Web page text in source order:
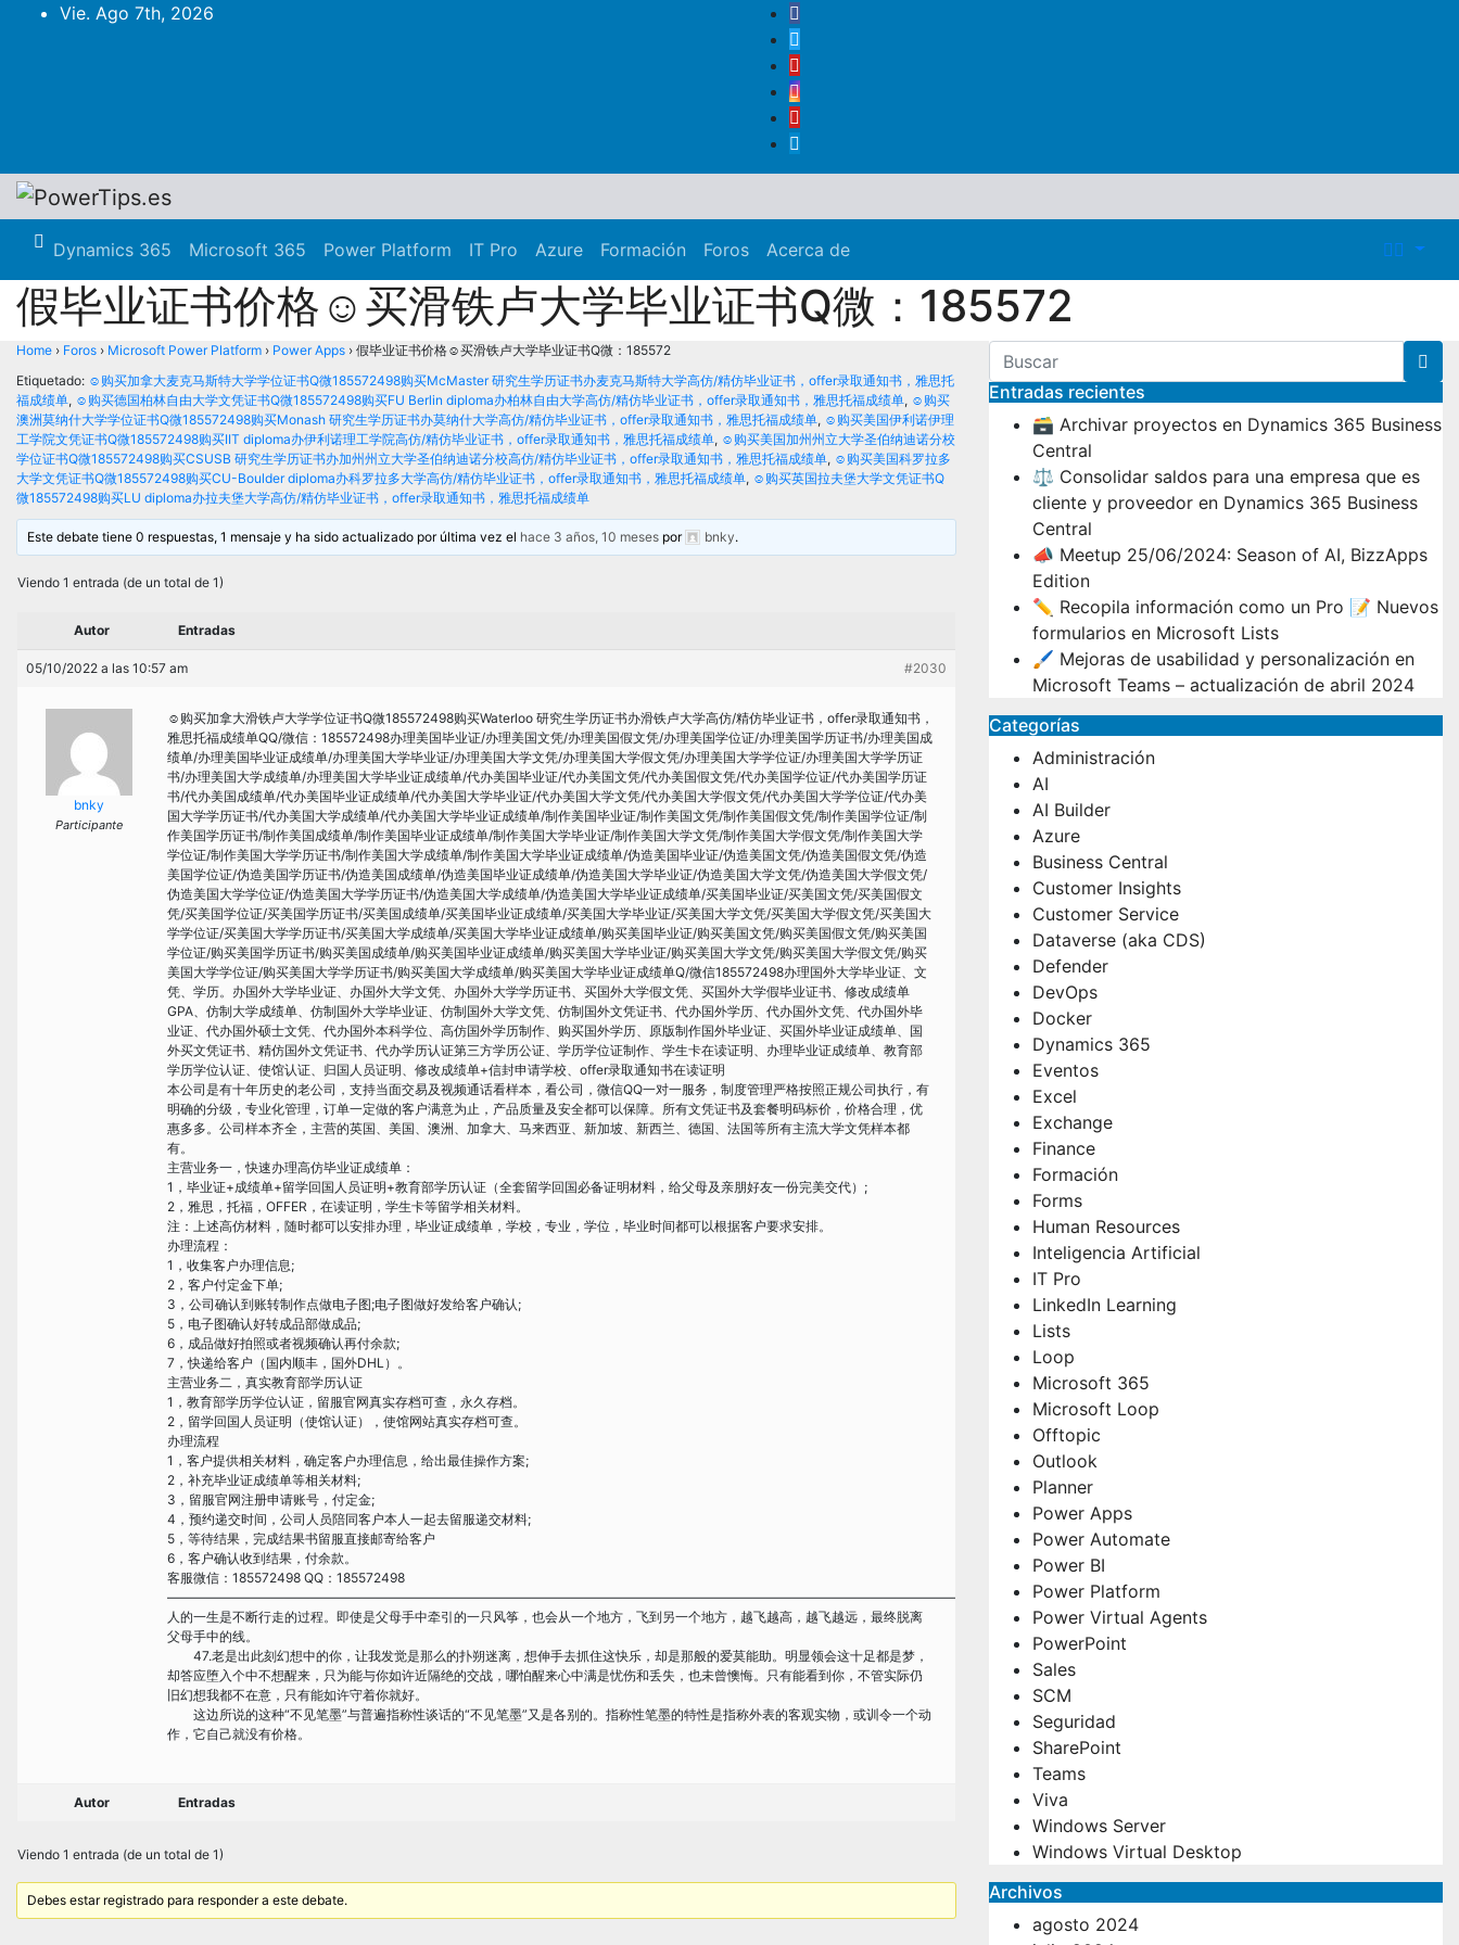
Vie. Ago 7th, 2026
Dynamics 365 Microsoft 365 Power Platform IT Pro Azure Formación Foros Acerca de
假毕业证书价格☺买滑铁卢大学毕业证书Q微：185572
Home › Foros › Microsoft Power Platform › Power Apps › 假毕业证书价格☺买滑铁卢大学毕业证书Q微：185572
Etiquetado: ☺购买加拿大麦克马斯特大学学位证书Q微185572498购买McMaster 研究生学历证书办麦克马斯特大学高仿/精仿毕业证书，offer录取通知书，雅思托
福成绩单, ☺购买德国柏林自由大学文凭证书Q微185572498购买FU Berlin diploma办柏林自由大学高仿/精仿毕业证书，offer录取通知书，雅思托福成绩单, ☺购买
澳洲莫纳什大学学位证书Q微185572498购买Monash 研究生学历证书办莫纳什大学高仿/精仿毕业证书，offer录取通知书，雅思托福成绩单, ☺购买美国伊利诺伊理
工学院文凭证书Q微185572498购买IIT diploma办伊利诺理工学院高仿/精仿毕业证书，offer录取通知书，雅思托福成绩单, ☺购买美国加州州立大学圣伯纳迪诺分校
学位证书Q微185572498购买CSUSB 研究生学历证书办加州州立大学圣伯纳迪诺分校高仿/精仿毕业证书，offer录取通知书，雅思托福成绩单, ☺购买美国科罗拉多
大学文凭证书Q微185572498购买CU-Boulder diploma办科罗拉多大学高仿/精仿毕业证书，offer录取通知书，雅思托福成绩单, ☺购买英国拉夫堡大学文凭证书Q
微185572498购买LU diploma办拉夫堡大学高仿/精仿毕业证书，offer录取通知书，雅思托福成绩单
Este debate tiene 0 respuestas, 1 mensaje y ha sido actualizado por última vez el hace 3 años, 10 meses por bnky.
Viendo 1 entrada (de un total de 1)
Autor Entradas
05/10/2022 a las 10:57 am #2030
bnky
Participante
☺购买加拿大滑铁卢大学学位证书Q微185572498购买Waterloo 研究生学历证书办滑铁卢大学高仿/精仿毕业证书，offer录取通知书，
雅思托福成绩单QQ/微信：185572498办理美国毕业证/办理美国文凭/办理美国假文凭/办理美国学位证/办理美国学历证书/办理美国成
绩单/办理美国毕业证成绩单/办理美国大学毕业证/办理美国大学文凭/办理美国大学假文凭/办理美国大学学位证/办理美国大学学历证
书/办理美国大学成绩单/办理美国大学毕业证成绩单/代办美国毕业证/代办美国文凭/代办美国假文凭/代办美国学位证/代办美国学历证
书/代办美国成绩单/代办美国毕业证成绩单/代办美国大学毕业证/代办美国大学文凭/代办美国大学假文凭/代办美国大学学位证/代办美
国大学学历证书/代办美国大学成绩单/代办美国大学毕业证成绩单/制作美国毕业证/制作美国文凭/制作美国假文凭/制作美国学位证/制
作美国学历证书/制作美国成绩单/制作美国毕业证成绩单/制作美国大学毕业证/制作美国大学文凭/制作美国大学假文凭/制作美国大学
学位证/制作美国大学学历证书/制作美国大学成绩单/制作美国大学毕业证成绩单/伪造美国毕业证/伪造美国文凭/伪造美国假文凭/伪造
美国学位证/伪造美国学历证书/伪造美国成绩单/伪造美国毕业证成绩单/伪造美国大学毕业证/伪造美国大学文凭/伪造美国大学假文凭/
伪造美国大学学位证/伪造美国大学学历证书/伪造美国大学成绩单/伪造美国大学毕业证成绩单/买美国毕业证/买美国文凭/买美国假文
凭/买美国学位证/买美国学历证书/买美国成绩单/买美国毕业证成绩单/买美国大学毕业证/买美国大学文凭/买美国大学假文凭/买美国大
学学位证/买美国大学学历证书/买美国大学成绩单/买美国大学毕业证成绩单/购买美国毕业证/购买美国文凭/购买美国假文凭/购买美国
学位证/购买美国学历证书/购买美国成绩单/购买美国毕业证成绩单/购买美国大学毕业证/购买美国大学文凭/购买美国大学假文凭/购买
美国大学学位证/购买美国大学学历证书/购买美国大学成绩单/购买美国大学毕业证成绩单Q/微信185572498办理国外大学毕业证、文
凭、学历。办国外大学毕业证、办国外大学文凭、办国外大学学历证书、买国外大学假文凭、买国外大学假毕业证书、修改成绩单
GPA、仿制大学成绩单、仿制国外大学毕业证、仿制国外大学文凭、仿制国外文凭证书、代办国外学历、代办国外文凭、代办国外毕
业证、代办国外硕士文凭、代办国外本科学位、高仿国外学历制作、购买国外学历、原版制作国外毕业证、买国外毕业证成绩单、国
外买文凭证书、精仿国外文凭证书、代办学历认证第三方学历公证、学历学位证制作、学生卡在读证明、办理毕业证成绩单、教育部
学历学位认证、使馆认证、归国人员证明、修改成绩单+信封申请学校、offer录取通知书在读证明
本公司是有十年历史的老公司，支持当面交易及视频通话看样本，看公司，微信QQ一对一服务，制度管理严格按照正规公司执行，有
明确的分级，专业化管理，订单一定做的客户满意为止，产品质量及安全都可以保障。所有文凭证书及套餐明码标价，价格合理，优
惠多多。公司样本齐全，主营的英国、美国、澳洲、加拿大、马来西亚、新加坡、新西兰、德国、法国等所有主流大学文凭样本都
有。
主营业务一，快速办理高仿毕业证成绩单：
1，毕业证+成绩单+留学回国人员证明+教育部学历认证（全套留学回国必备证明材料，给父母及亲朋好友一份完美交代）;
2，雅思，托福，OFFER，在读证明，学生卡等留学相关材料。
注：上述高仿材料，随时都可以安排办理，毕业证成绩单，学校，专业，学位，毕业时间都可以根据客户要求安排。
办理流程：
1，收集客户办理信息;
2，客户付定金下单;
3，公司确认到账转制作点做电子图;电子图做好发给客户确认;
5，电子图确认好转成品部做成品;
6，成品做好拍照或者视频确认再付余款;
7，快递给客户（国内顺丰，国外DHL）。
主营业务二，真实教育部学历认证
1，教育部学历学位认证，留服官网真实存档可查，永久存档。
2，留学回国人员证明（使馆认证），使馆网站真实存档可查。
办理流程
1，客户提供相关材料，确定客户办理信息，给出最佳操作方案;
2，补充毕业证成绩单等相关材料;
3，留服官网注册申请账号，付定金;
4，预约递交时间，公司人员陪同客户本人一起去留服递交材料;
5，等待结果，完成结果书留服直接邮寄给客户
6，客户确认收到结果，付余款。
客服微信：185572498 QQ：185572498
人的一生是不断行走的过程。即使是父母手中牵引的一只风筝，也会从一个地方，飞到另一个地方，越飞越高，越飞越远，最终脱离
父母手中的线。
47.老是出此刻幻想中的你，让我发觉是那么的扑朔迷离，想伸手去抓住这快乐，却是那般的爱莫能助。明显领会这十足都是梦，
却答应堕入个中不想醒来，只为能与你如许近隔绝的交战，哪怕醒来心中满是忧伤和丢失，也未曾懊悔。只有能看到你，不管实际仍
旧幻想我都不在意，只有能如许守着你就好。
这边所说的这种“不见笔墨”与普遍指称性谈话的“不见笔墨”又是各别的。指称性笔墨的特性是指称外表的客观实物，或训令一个动
作，它自己就没有价格。
Autor Entradas
Viendo 1 entrada (de un total de 1)
Debes estar registrado para responder a este debate.
Entradas recientes
🗃️ Archivar proyectos en Dynamics 365 Business
Central
⚖️ Consolidar saldos para una empresa que es
cliente y proveedor en Dynamics 365 Business
Central
📣 Meetup 25/06/2024: Season of AI, BizzApps
Edition
✏️ Recopila información como un Pro 📝 Nuevos
formularios en Microsoft Lists
🖌️ Mejoras de usabilidad y personalización en
Microsoft Teams – actualización de abril 2024
Categorías
Administración
AI
AI Builder
Azure
Business Central
Customer Insights
Customer Service
Dataverse (aka CDS)
Defender
DevOps
Docker
Dynamics 365
Eventos
Excel
Exchange
Finance
Formación
Forms
Human Resources
Inteligencia Artificial
IT Pro
LinkedIn Learning
Lists
Loop
Microsoft 365
Microsoft Loop
Offtopic
Outlook
Planner
Power Apps
Power Automate
Power BI
Power Platform
Power Virtual Agents
PowerPoint
Sales
SCM
Seguridad
SharePoint
Teams
Viva
Windows Server
Windows Virtual Desktop
Archivos
agosto 2024